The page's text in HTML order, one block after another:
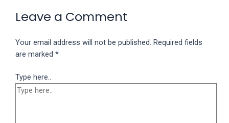
Leave a Comment
Your email address will not be published. Required fields
are marked*
Type here..